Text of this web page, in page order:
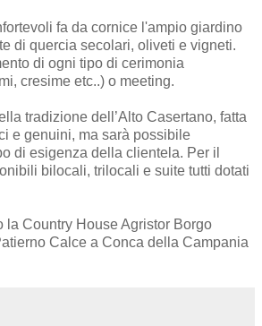
fa da cornice l'ampio giardino
di quercia secolari, oliveti e vigneti.
di ogni tipo di cerimonia
cresime etc..) o meeting.
tradizione dell’Alto Casertano, fatta
e genuini, ma sarà possibile
di esigenza della clientela. Per il
bilocali, trilocali e suite tutti dotati
la Country House Agristor Borgo
Calce a Conca della Campania